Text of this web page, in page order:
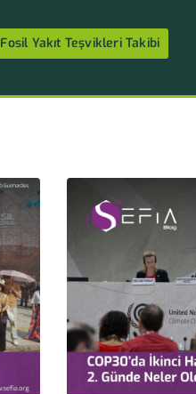
Fosil Yakıt Teşvikleri Takibi